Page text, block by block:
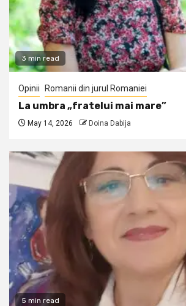
3 min read
Opinii Romanii din jurul Romaniei
La umbra „fratelui mai mare”
May 14, 2026 Doina Dabija
5 min read